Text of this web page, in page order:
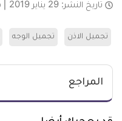
تاريخ النشر: 29 يناير 2019
تجميل الاذن تجميل الوجه
المراجع